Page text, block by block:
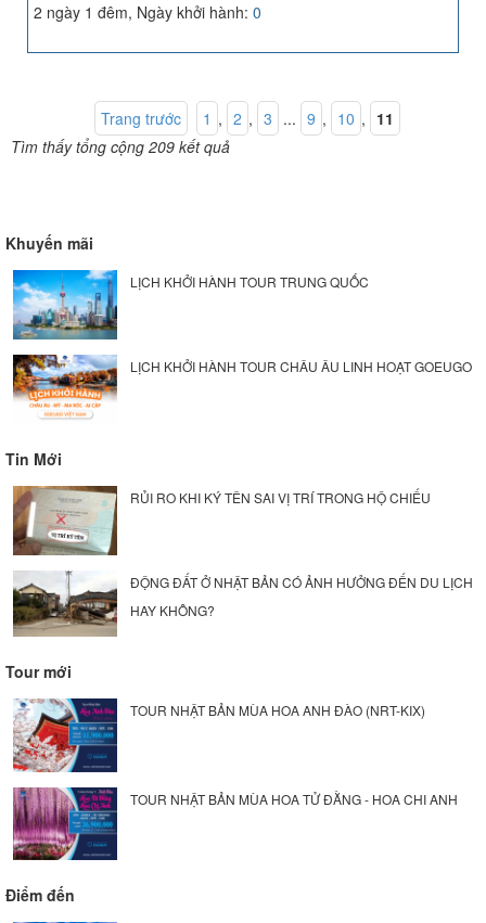
2 ngày 1 đêm, Ngày khởi hành: 0
Trang trước 1 , 2 , 3 ... 9 , 10 , 11
Tìm thấy tổng cộng 209 kết quả
Khuyến mãi
LỊCH KHỞI HÀNH TOUR TRUNG QUỐC
LỊCH KHỞI HÀNH TOUR CHÂU ÂU LINH HOẠT GOEUGO
Tin Mới
RỦI RO KHI KÝ TÊN SAI VỊ TRÍ TRONG HỘ CHIẾU
ĐỘNG ĐẤT Ở NHẬT BẢN CÓ ẢNH HƯỞNG ĐẾN DU LỊCH
HAY KHÔNG?
Tour mới
TOUR NHẬT BẢN MÙA HOA ANH ĐÀO (NRT-KIX)
TOUR NHẬT BẢN MÙA HOA TỬ ĐẰNG - HOA CHI ANH
Điểm đến